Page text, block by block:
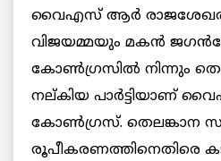
വൈഎസ് ആര്‍
വിജയമ്മയും മകന്‍
കോണ്‍ഗ്രസില്‍ നിന്നും
നല്കിയ പാര്‍ട്ടിയാണ്
കോണ്‍ഗ്രസ്. തെലങ്കാന
രൂപീകരണത്തിനെതിരെ